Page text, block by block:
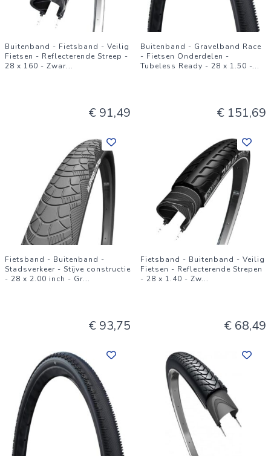
Buitenband - Fietsband - Veilig
Fietsen - Reflecterende Streep -
28 x 160 - Zwar...
€ 91,49
Buitenband - Gravelband Race
- Fietsen Onderdelen -
Tubeless Ready - 28 x 1.50 -...
€ 151,69
Fietsband - Buitenband -
Stadsverkeer - Stijve constructie
- 28 x 2.00 inch - Gr...
€ 93,75
Fietsband - Buitenband - Veilig
Fietsen - Reflecterende Strepen
- 28 x 1.40 - Zw...
€ 68,49